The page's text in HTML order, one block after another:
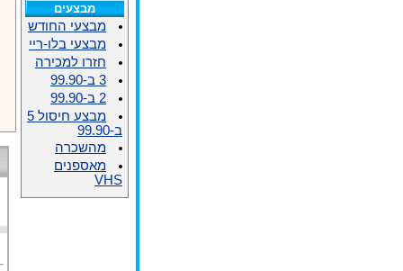
מבצעים
מבצעי החודש
מבצעי בלו-ריי
חזרו למכירה
3 ב-99.90
2 ב-99.90
מבצע חיסול 5
ב-99.90
מהשכרה
מאספנים
VHS